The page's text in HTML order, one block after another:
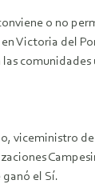
o no
Victoria del
viceministro
el Sí.